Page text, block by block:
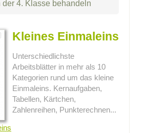
der 4. Klasse behandeln
Kleines Einmaleins
Unterschiedlichste
Arbeitsblätter in mehr als 10
Kategorien rund um das kleine
Einmaleins. Kernaufgaben,
Tabellen, Kärtchen,
Zahlenreihen, Punkterechnen...